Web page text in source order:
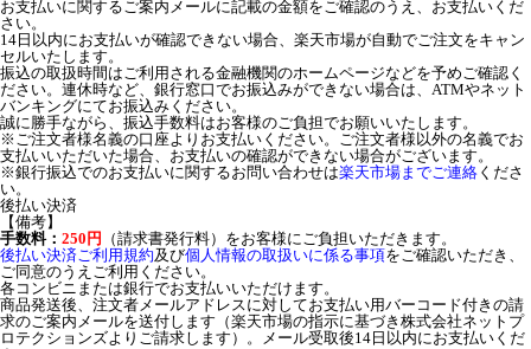
お支払いに関するご案内メールに記載の金額をご確認のうえ、お支払いくだ
さい。
14日以内にお支払いが確認できない場合、楽天市場が自動でご注文をキャン
セルいたします。
振込の取扱時間はご利用される金融機関のホームページなどを予めご確認く
ださい。連休時など、銀行窓口でお振込みができない場合は、ATMやネット
バンキングにてお振込みください。
誠に勝手ながら、振込手数料はお客様のご負担でお願いいたします。
※ご注文者様名義の口座よりお支払いください。ご注文者様以外の名義でお
支払いいただいた場合、お支払いの確認ができない場合がございます。
※銀行振込でのお支払いに関するお問い合わせは楽天市場までご連絡 くださ
い。
後払い決済
【備考】
手数料： 250円
（請求書発行料）をお客様にご負担いただきます。
後払い決済ご利用規約及び個人情報の取扱いに係る事項をご確認いただき、
ご同意のうえご利用ください。
各コンビニまたは銀行でお支払いいただけます。
商品発送後、注文者メールアドレスに対してお支払い用バーコード付きの請
求のご案内メールを送付します（楽天市場の指示に基づき株式会社ネットプ
ロテクションズよりご請求します）。メール受取後14日以内にお支払いくだ